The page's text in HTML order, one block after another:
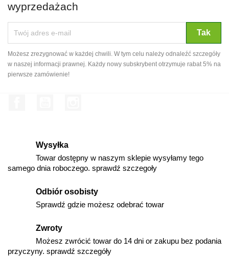
wyprzedażach
Możesz zrezygnować w każdej chwili. W tym celu należy odnaleźć szczegóły
w naszej informacji prawnej. Każdy nowy subskrybent otrzymuje rabat 5% na
pierwsze zamówienie!
Wysyłka
Towar dostępny w naszym sklepie wysyłamy tego
samego dnia roboczego. sprawdź szczegoły
Odbiór osobisty
Sprawdź gdzie możesz odebrać towar
Zwroty
Możesz zwrócić towar do 14 dni or zakupu bez podania
przyczyny. sprawdź szczegóły